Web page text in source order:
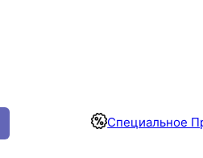
Специальное